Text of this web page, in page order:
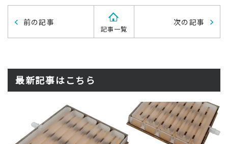
前の記事
記事一覧
次の記事
最新記事はこちら